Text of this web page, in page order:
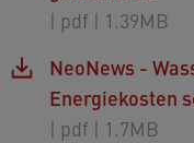
| pdf | 1.39MB
NeoNews -
Energiekosten
| pdf | 1.7MB